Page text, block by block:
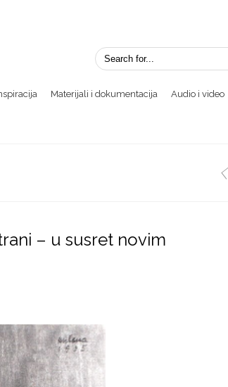
Materijali i dokumentacija
Audio i video
<
– u susret novim